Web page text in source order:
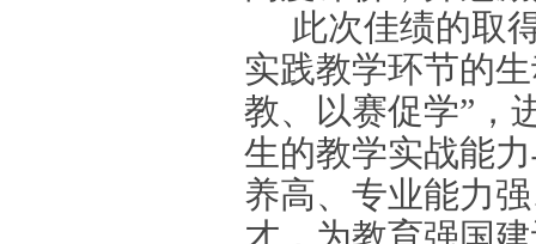
此次佳绩的取
实践教学环节的
教、以赛促学”，
生的教学实战能
养高、专业能力